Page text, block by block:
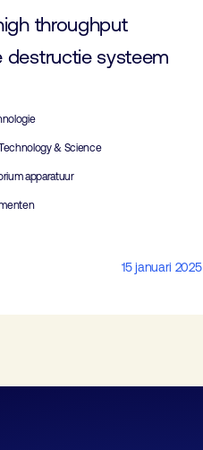
throughput
destructie systeem
& Science
apparatuur
15 januari 2025